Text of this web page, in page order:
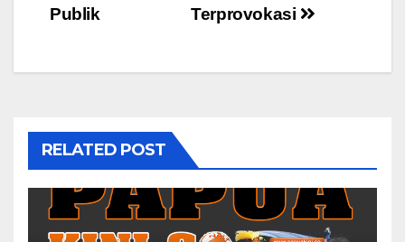
Terprovokasi
Publik
RELATED POST